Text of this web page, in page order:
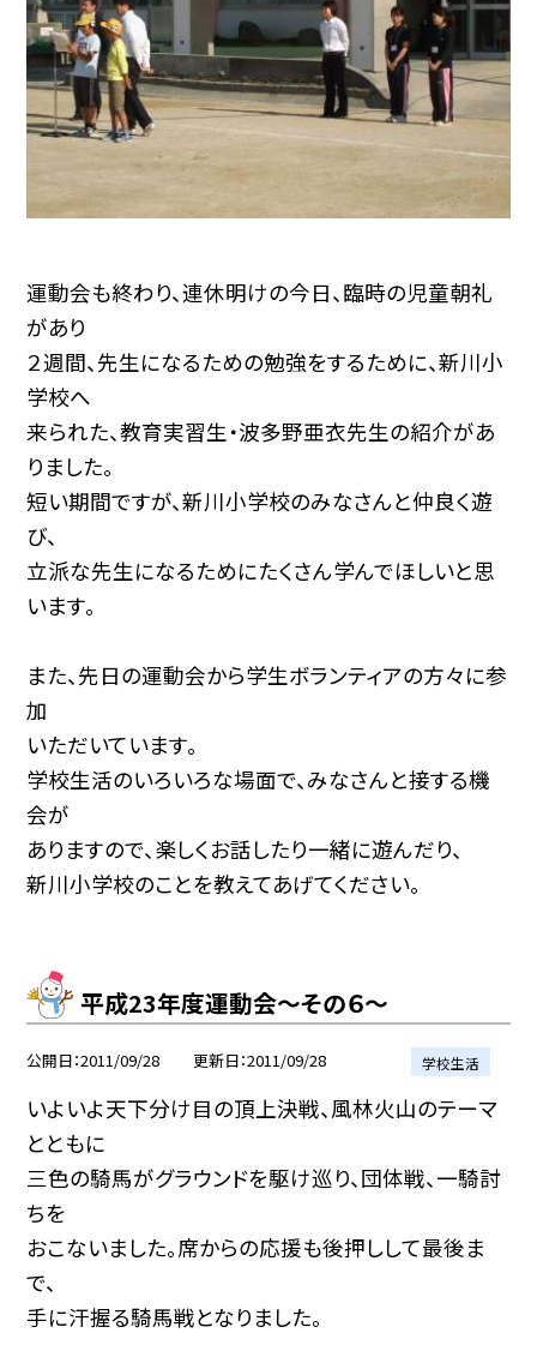
運動会も終わり、連休明けの今日、臨時の児童朝礼
があり
２週間、先生になるための勉強をするために、新川小
学校へ
来られた、教育実習生・波多野亜衣先生の紹介があ
りました。
短い期間ですが、新川小学校のみなさんと仲良く遊
び、
立派な先生になるためにたくさん学んでほしいと思
います。
また、先日の運動会から学生ボランティアの方々に参
加
いただいています。
学校生活のいろいろな場面で、みなさんと接する機
会が
ありますので、楽しくお話したり一緒に遊んだり、
新川小学校のことを教えてあげてください。
平成23年度運動会〜その６〜
公開日 2011/09/28 更新日 2011/09/28 学校生活
いよいよ天下分け目の頂上決戦、風林火山のテーマ
とともに
三色の騎馬がグラウンドを駆け巡り、団体戦、一騎討
ちを
おこないました。席からの応援も後押しして最後ま
で、
手に汗握る騎馬戦となりました。